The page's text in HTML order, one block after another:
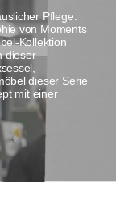
Pflege.
von Moments
Kollektion
dieser
dieser Serie
mit einer